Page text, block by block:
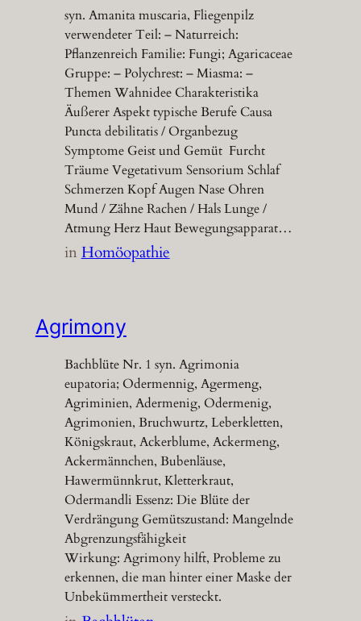
syn. Amanita muscaria, Fliegenpilz
verwendeter Teil: – Naturreich:
Pflanzenreich Familie: Fungi; Agaricaceae
Gruppe: – Polychrest: – Miasma: –
Themen Wahnidee Charakteristika
Äußerer Aspekt typische Berufe Causa
Puncta debilitatis / Organbezug
Symptome Geist und Gemüt Furcht
Träume Vegetativum Sensorium Schlaf
Schmerzen Kopf Augen Nase Ohren
Mund / Zähne Rachen / Hals Lunge /
Atmung Herz Haut Bewegungsapparat…
inHomöopathie
Agrimony
Bachblüte Nr. 1 syn. Agrimonia
eupatoria; Odermennig, Agermeng,
Agriminien, Adermenig, Odermenig,
Agrimonien, Bruchwurtz, Leberkletten,
Königskraut, Ackerblume, Ackermeng,
Ackermännchen, Bubenläuse,
Hawermünnkrut, Kletterkraut,
Odermandli Essenz: Die Blüte der
Verdrängung Gemütszustand: Mangelnde
Abgrenzungsfähigkeit
Wirkung: Agrimony hilft, Probleme zu
erkennen, die man hinter einer Maske der
Unbekümmertheit versteckt.